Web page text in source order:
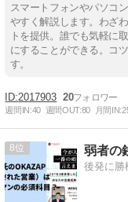
スマートフォンやパソコ
やすく解説します。わざ
トを提供。誰でも気軽に
にすることができる。コ
す。
2017903 20
週間IN:40 週間OUT:80 月間IN:
8 弱者の
後発に勝